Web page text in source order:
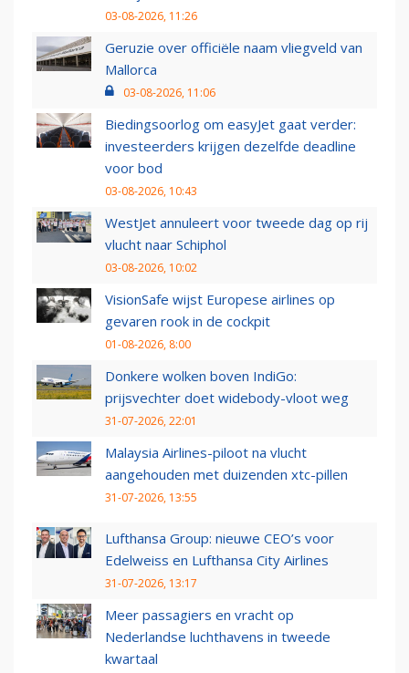
03-08-2026, 11:26
Geruzie over officiële naam vliegveld van
Mallorca
03-08-2026, 11:06
Biedingsoorlog om easyJet gaat verder:
investeerders krijgen dezelfde deadline
voor bod
03-08-2026, 10:43
WestJet annuleert voor tweede dag op rij
vlucht naar Schiphol
03-08-2026, 10:02
VisionSafe wijst Europese airlines op
gevaren rook in de cockpit
01-08-2026, 8:00
Donkere wolken boven IndiGo:
prijsvechter doet widebody-vloot weg
31-07-2026, 22:01
Malaysia Airlines-piloot na vlucht
aangehouden met duizenden xtc-pillen
31-07-2026, 13:55
Lufthansa Group: nieuwe CEO’s voor
Edelweiss en Lufthansa City Airlines
31-07-2026, 13:17
Meer passagiers en vracht op
Nederlandse luchthavens in tweede
kwartaal